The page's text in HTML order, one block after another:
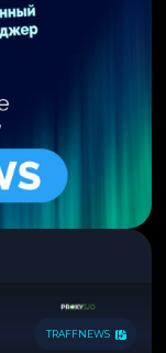
TRAFFNEWS